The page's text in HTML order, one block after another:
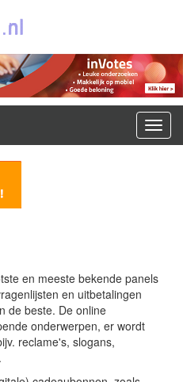
en meeste bekende panels
en uitbetalingen
de beste. De online
onderwerpen, er wordt
reclame's, slogans,